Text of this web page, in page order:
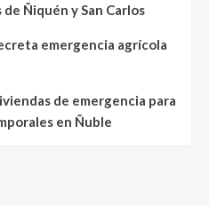
Ñiquén y San Carlos
emergencia agrícola
de emergencia para
en Ñuble